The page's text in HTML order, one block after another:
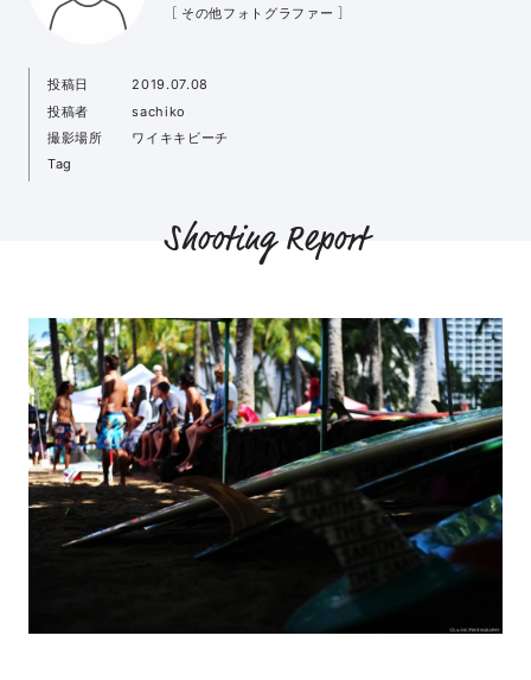
［ その他フォトグラファー ］
投稿日
2019.07.08
投稿者
sachiko
撮影場所
ワイキキビーチ
Tag
Shooting Report